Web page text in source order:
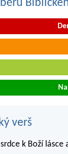
verš
k Boží